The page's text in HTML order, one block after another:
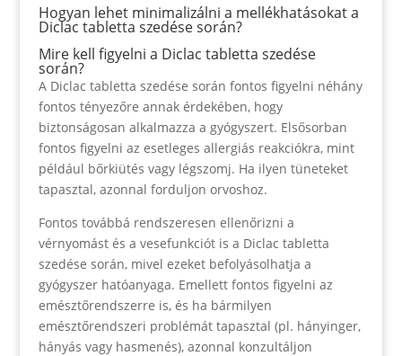
Hogyan lehet minimalizálni a mellékhatásokat a
Diclac tabletta szedése során?
Mire kell figyelni a Diclac tabletta szedése
során?
A Diclac tabletta szedése során fontos figyelni néhány
fontos tényezőre annak érdekében, hogy
biztonságosan alkalmazza a gyógyszert. Elsősorban
fontos figyelni az esetleges allergiás reakciókra, mint
például bőrkiütés vagy légszomj. Ha ilyen tüneteket
tapasztal, azonnal forduljon orvoshoz.
Fontos továbbá rendszeresen ellenőrizni a
vérnyomást és a vesefunkciót is a Diclac tabletta
szedése során, mivel ezeket befolyásolhatja a
gyógyszer hatóanyaga. Emellett fontos figyelni az
emésztőrendszerre is, és ha bármilyen
emésztőrendszeri problémát tapasztal (pl. hányinger,
hányás vagy hasmenés), azonnal konzultáljon